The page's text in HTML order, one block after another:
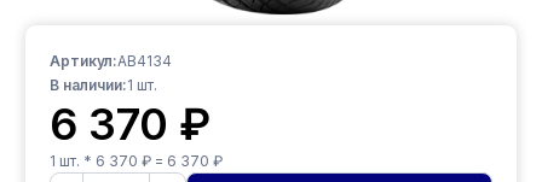
Артикул:AB4134
В наличии:1 шт.
6 370 ₽
1 шт. * 6 370 ₽ = 6 370 ₽